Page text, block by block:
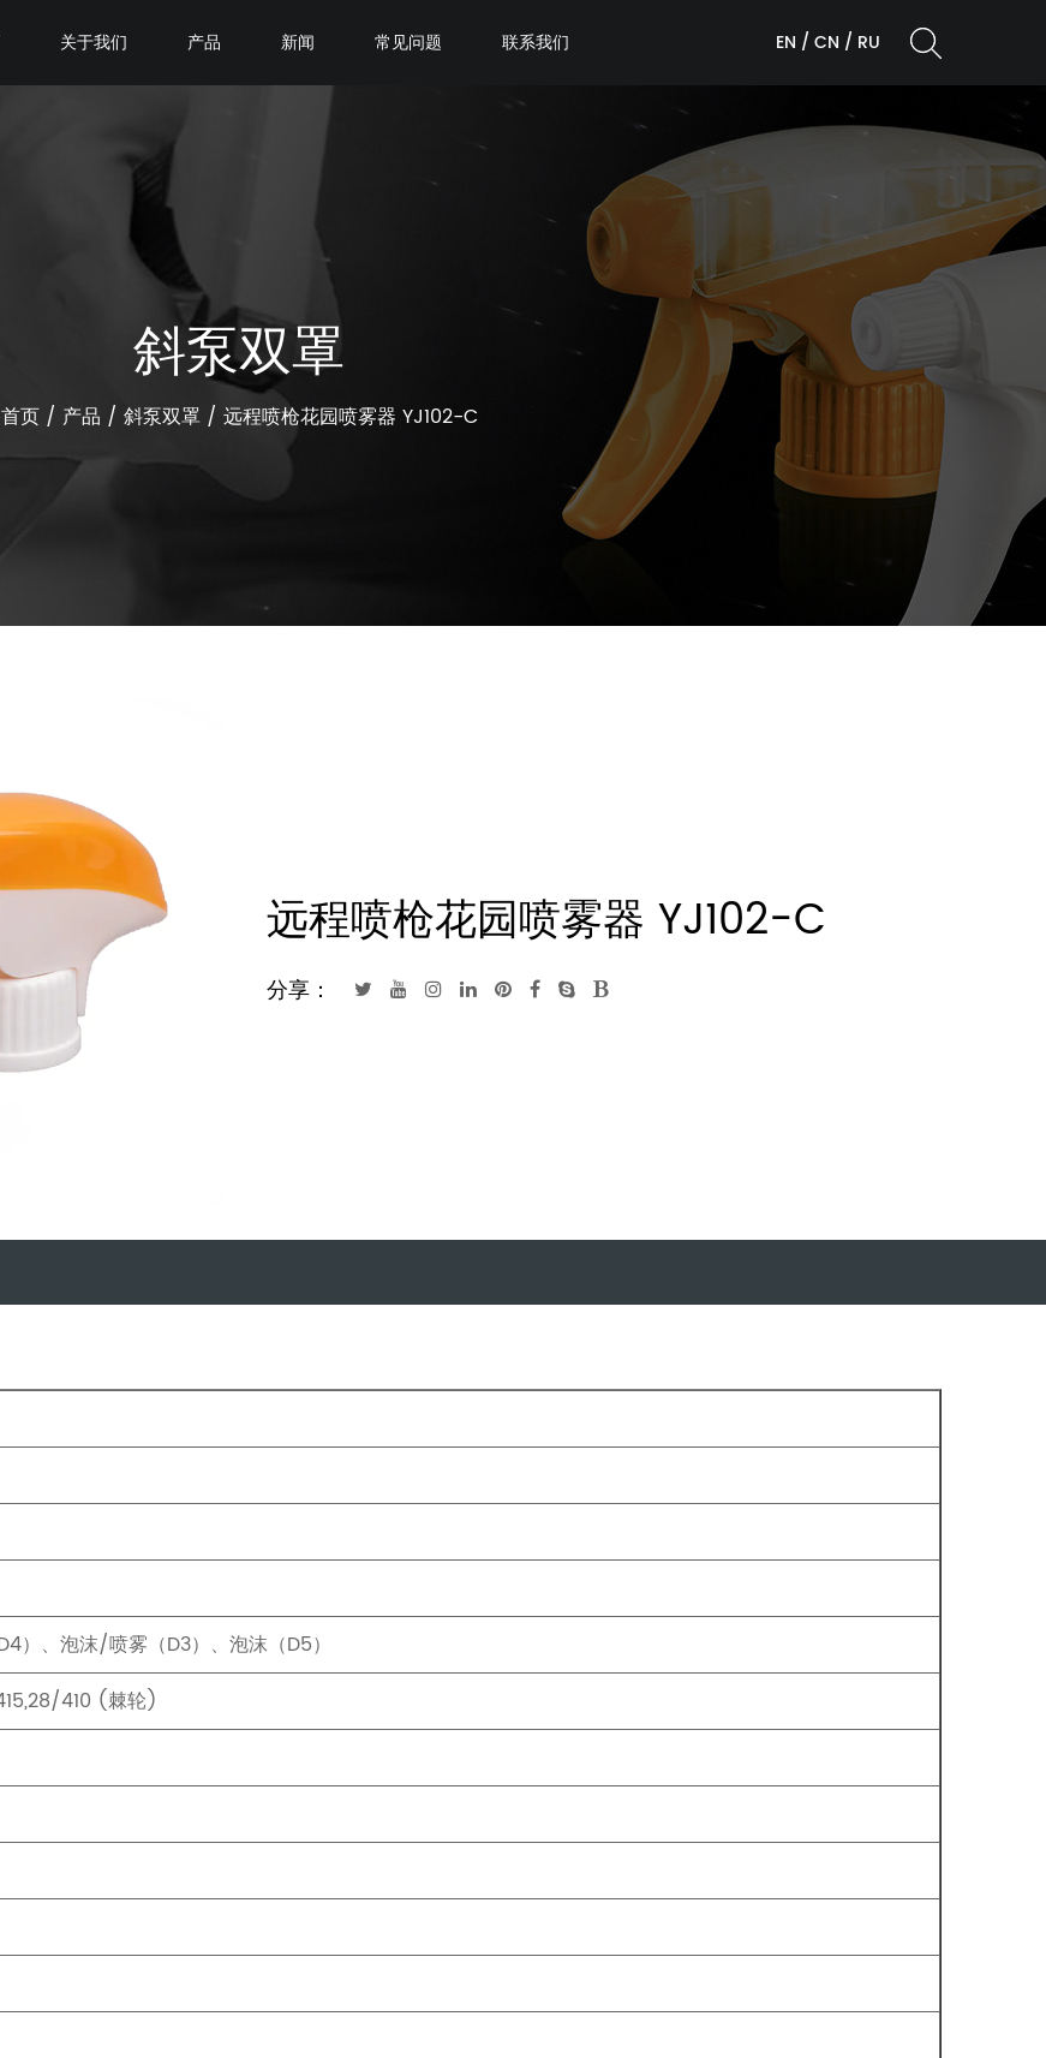
关于我们 产品 新闻 常见问题 联系我们 EN / CN / RU
斜泵双罩
首页/ 产品 / 斜泵双罩/ 远程喷枪花园喷雾器 YJ102-C
远程喷枪花园喷雾器 YJ102-C
分享：
）、泡沫/喷雾（D3）、泡沫（D5）
410 (棘轮)